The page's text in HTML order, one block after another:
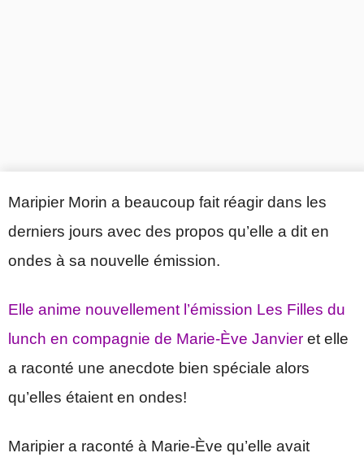
Maripier Morin a beaucoup fait réagir dans les
derniers jours avec des propos qu’elle a dit en
ondes à sa nouvelle émission.
Elle anime nouvellement l’émission Les Filles du
lunch en compagnie de Marie-Ève Janvier et elle
a raconté une anecdote bien spéciale alors
qu’elles étaient en ondes!
Maripier a raconté à Marie-Ève qu’elle avait